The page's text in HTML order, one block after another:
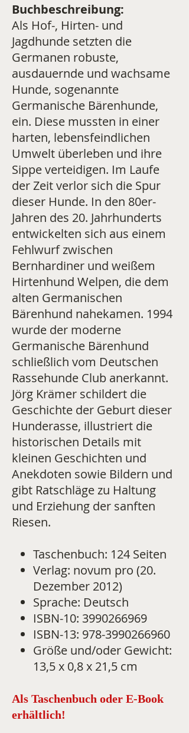
Buchbeschreibung:
Als Hof-, Hirten- und
Jagdhunde setzten die
Germanen robuste,
ausdauernde und wachsame
Hunde, sogenannte
Germanische Bärenhunde,
ein. Diese mussten in einer
harten, lebensfeindlichen
Umwelt überleben und ihre
Sippe verteidigen. Im Laufe
der Zeit verlor sich die Spur
dieser Hunde. In den 80er-
Jahren des 20. Jahrhunderts
entwickelten sich aus einem
Fehlwurf zwischen
Bernhardiner und weißem
Hirtenhund Welpen, die dem
alten Germanischen
Bärenhund nahekamen. 1994
wurde der moderne
Germanische Bärenhund
schließlich vom Deutschen
Rassehunde Club anerkannt.
Jörg Krämer schildert die
Geschichte der Geburt dieser
Hunderasse, illustriert die
historischen Details mit
kleinen Geschichten und
Anekdoten sowie Bildern und
gibt Ratschläge zu Haltung
und Erziehung der sanften
Riesen.
Taschenbuch: 124 Seiten
Verlag: novum pro (20.
Dezember 2012)
Sprache: Deutsch
ISBN-10: 3990266969
ISBN-13: 978-3990266960
Größe und/oder Gewicht:
13,5 x 0,8 x 21,5 cm
Als Taschenbuch oder E-Book
erhältlich!